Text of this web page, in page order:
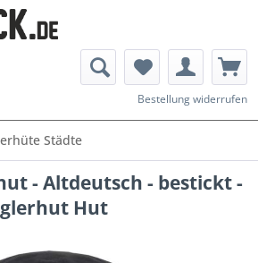
Bestellung widerrufen
Städte
- Altdeutsch - bestickt -
Hut